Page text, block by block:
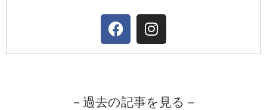
－過去の記事を見る－